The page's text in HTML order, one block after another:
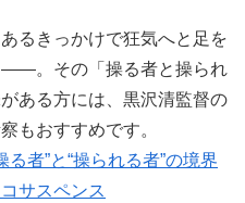
るきっかけで狂気へと足を
——。その「操る者と操られ
ある方には、黒沢清監督の
もおすすめです。
る者”と“操られる者”の境界
サスペンス